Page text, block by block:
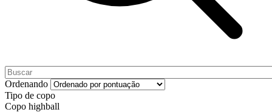
Ordenando
Tipo de copo
Copo highball